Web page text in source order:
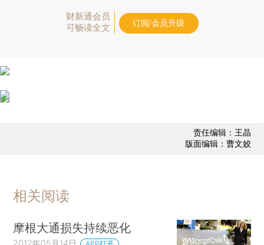
财新通会员
可畅读全文
订阅/会员升级
责任编辑：王晶
版面编辑：曹文姣
相关阅读
摩根大通损失持续恶化
2012年05月14日